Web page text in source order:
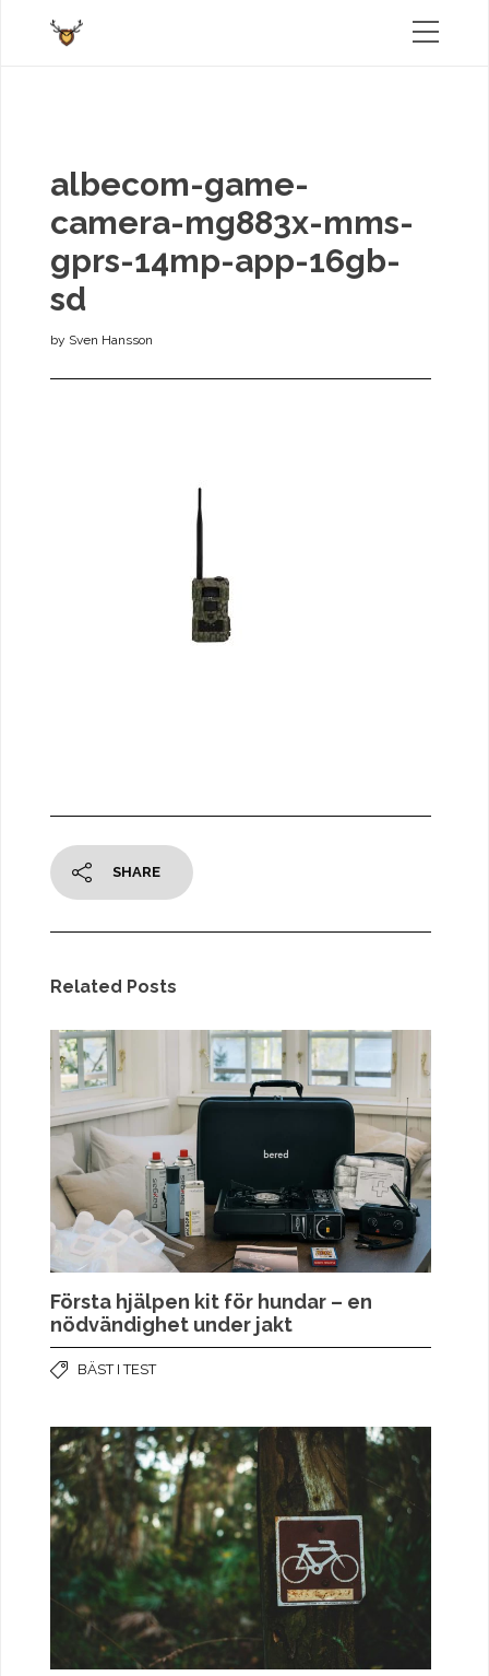
albecom-game-
camera-mg883x-mms-
gprs-14mp-app-16gb-
sd
by Sven Hansson
SHARE
Related Posts
Första hjälpen kit för hundar – en
nödvändighet under jakt
BÄST I TEST